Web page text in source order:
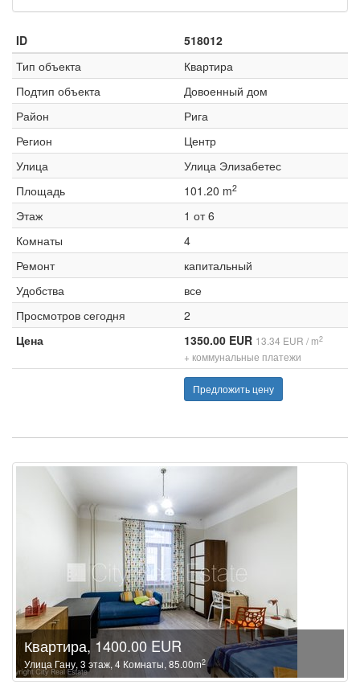
ID
518012
Тип объекта
Квартира
Подтип объекта
Довоенный дом
Район
Рига
Регион
Центр
Улица
Улица Элизабетес
Площадь
101.20 m2
Этаж
1 от 6
Комнаты
4
Ремонт
капитальный
Удобства
все
Просмотров сегодня
2
Цена
1350.00 EUR 13.34 EUR / m2
+ коммунальные платежи
Предложить цену
Квартира, 1400.00 EUR
Улица Гану, 3 этаж, 4 Комнаты, 85.00m2